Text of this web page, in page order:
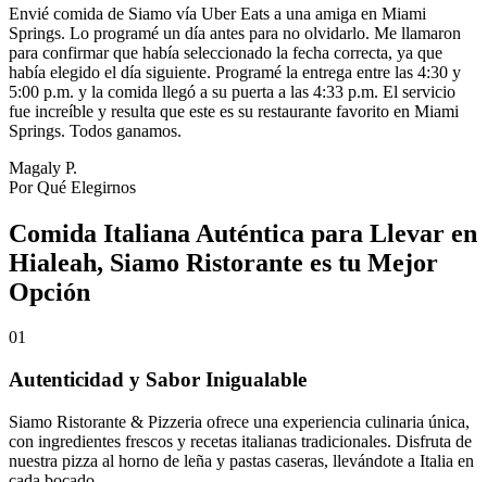
Envié comida de Siamo vía Uber Eats a una amiga en Miami
Springs. Lo programé un día antes para no olvidarlo. Me llamaron
para confirmar que había seleccionado la fecha correcta, ya que
había elegido el día siguiente. Programé la entrega entre las 4:30 y
5:00 p.m. y la comida llegó a su puerta a las 4:33 p.m. El servicio
fue increíble y resulta que este es su restaurante favorito en Miami
Springs. Todos ganamos.
Magaly P.
Por Qué Elegirnos
Comida Italiana Auténtica para Llevar en
Hialeah, Siamo Ristorante es tu Mejor
Opción
01
Autenticidad y Sabor Inigualable
Siamo Ristorante & Pizzeria ofrece una experiencia culinaria única,
con ingredientes frescos y recetas italianas tradicionales. Disfruta de
nuestra pizza al horno de leña y pastas caseras, llevándote a Italia en